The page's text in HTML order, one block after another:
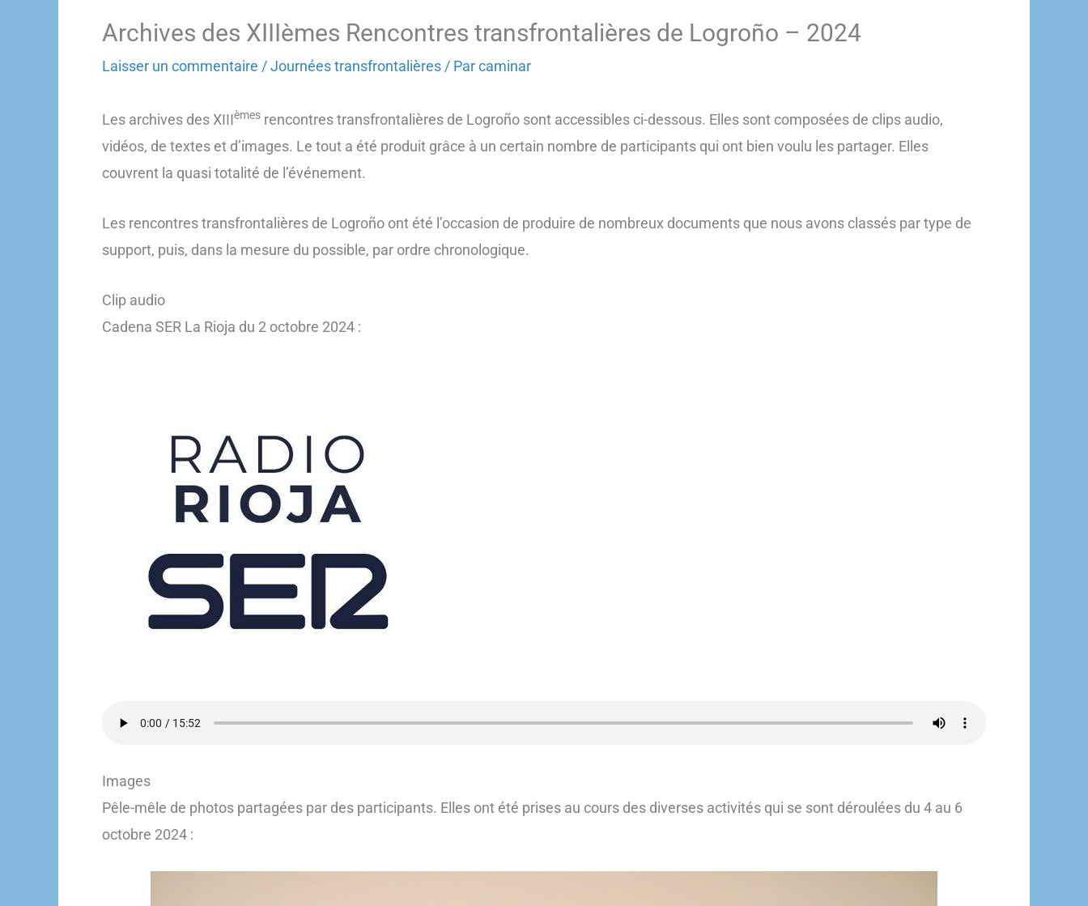
Archives des XIIIèmes Rencontres transfrontalières de Logroño – 2024
Laisser un commentaire /Journées transfrontalières / Parcaminar
Les archives des XIIIèmes rencontres transfrontalières de Logroño sont accessibles ci-dessous. Elles sont composées de clips audio,
vidéos, de textes et d’images. Le tout a été produit grâce à un certain nombre de participants qui ont bien voulu les partager. Elles
couvrent la quasi totalité de l’événement.
Les rencontres transfrontalières de Logroño ont été l’occasion de produire de nombreux documents que nous avons classés par type de
support, puis, dans la mesure du possible, par ordre chronologique.
Clip audio
Cadena SER La Rioja du 2 octobre 2024 :
Images
Pêle-mêle de photos partagées par des participants. Elles ont été prises au cours des diverses activités qui se sont déroulées du 4 au 6
octobre 2024 :